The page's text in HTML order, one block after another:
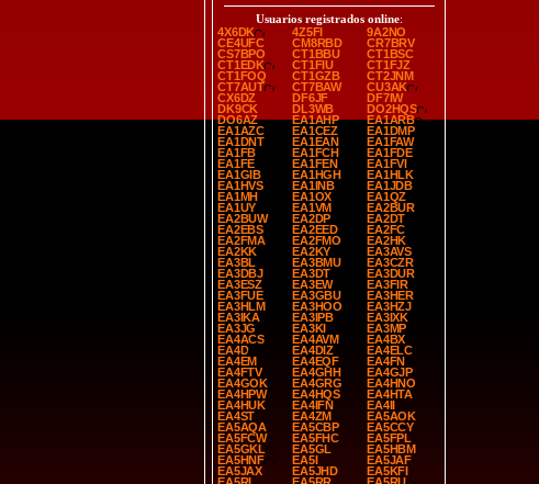
Usuarios registrados online:
4X6DK
4Z5FI
9A2NO
CE4UFC
CM8RBD
CR7BRV
CS7BPO
CT1BBU
CT1BSC
CT1EDK
CT1FIU
CT1FJZ
CT1FOQ
CT1GZB
CT2JNM
CT7AUT
CT7BAW
CU3AK
CX6DZ
DF6JF
DF7IW
DK9CK
DL3WB
DO2HQS
DO6AZ
EA1AHP
EA1ARB
EA1AZC
EA1CEZ
EA1DMP
EA1DNT
EA1EAN
EA1FAW
EA1FB
EA1FCH
EA1FDE
EA1FE
EA1FEN
EA1FVI
EA1GIB
EA1HGH
EA1HLK
EA1HVS
EA1INB
EA1JDB
EA1MH
EA1OX
EA1QZ
EA1UY
EA1VM
EA2BUR
EA2BUW
EA2DP
EA2DT
EA2EBS
EA2EED
EA2FC
EA2FMA
EA2FMO
EA2HK
EA2KK
EA2KY
EA3AVS
EA3BL
EA3BMU
EA3CZR
EA3DBJ
EA3DT
EA3DUR
EA3ESZ
EA3EW
EA3FIR
EA3FUE
EA3GBU
EA3HER
EA3HLM
EA3HOO
EA3HZJ
EA3IKA
EA3IPB
EA3IXK
EA3JG
EA3KI
EA3MP
EA4ACS
EA4AVM
EA4BX
EA4D
EA4DIZ
EA4ELC
EA4EM
EA4EQF
EA4FN
EA4FTV
EA4GHH
EA4GJP
EA4GOK
EA4GRG
EA4HNO
EA4HPW
EA4HQS
EA4HTA
EA4HUK
EA4IFN
EA4II
EA4ST
EA4ZM
EA5AOK
EA5AQA
EA5CBP
EA5CCY
EA5FCW
EA5FHC
EA5FPL
EA5GKL
EA5GL
EA5HBM
EA5HNF
EA5I
EA5JAF
EA5JAX
EA5JHD
EA5KFI